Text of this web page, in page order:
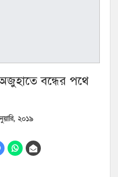
বন্ধের পথে
২০১৯